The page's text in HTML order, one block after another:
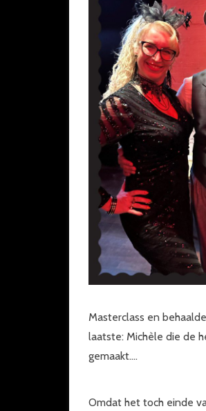
Masterclass en
laatste: Michèle die de
gemaakt….
Omdat het toch einde